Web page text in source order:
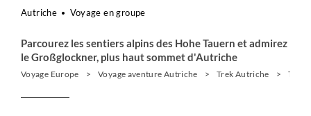
Autriche Voyage en groupe
Parcourez les sentiers alpins des Hohe Tauern et admirez
le Großglockner, plus haut sommet d'Autriche
Voyage Europe Voyage aventure Autriche Trek Autriche Tour